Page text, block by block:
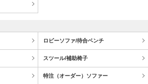
ロビーソファ/待合ベンチ
スツール/補助椅子
特注（オーダー）ソファー